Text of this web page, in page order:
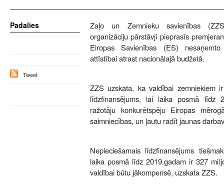
Zaļo un Zemnieku savienības
organizāciju pārstāvji pieprasīs
Eiropas Savienības (ES)
attīstībai atrast nacionālajā budžetā.
ZZS uzskata, ka valdībai zemniekiem
līdzfinansējums, lai laika posmā līdz
ražotāju konkurētspēju Eiropas
saimniecības, un ļautu radīt jaunas
Nepieciešamais līdzfinansējums
laika posmā līdz 2019.gadam ir 327
valdībai būtu jākompensē, uzskata ZZS.
Padalies
Tweet